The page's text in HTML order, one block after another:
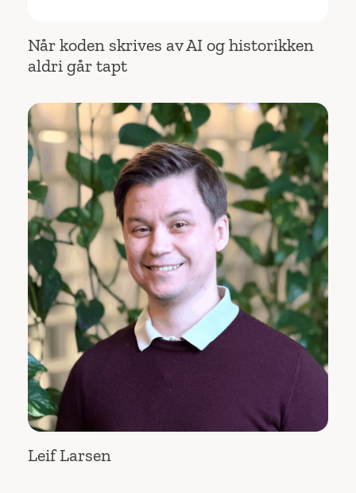
Når koden skrives av AI og historikken
aldri går tapt
Leif Larsen